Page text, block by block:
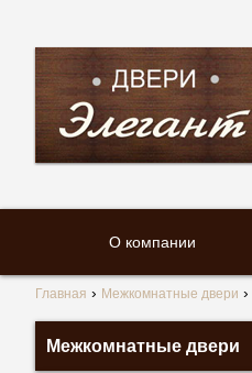
О компании
Главная Межкомнатные двери
Межкомнатные двери